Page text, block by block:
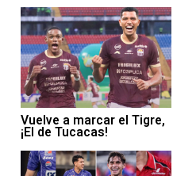
Vuelve a marcar el Tigre,
¡El de Tucacas!